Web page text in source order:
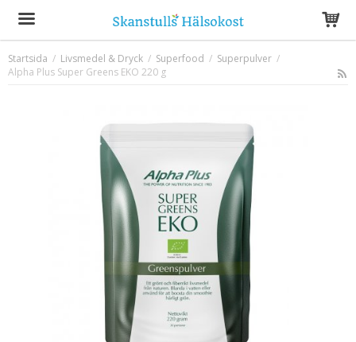
Produkten har blivit tillagd i varukorgen
Startsida / Livsmedel & Dryck / Superfood / Superpulver /
Alpha Plus Super Greens EKO 220 g